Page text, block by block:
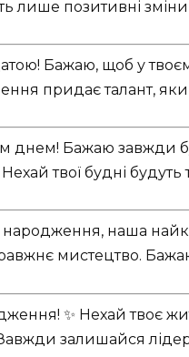
лише позитивні зміни
Бажаю, щоб у
придає талант,
днем! Бажаю завжди
твої будні
народження, наша
мистецтво.
✨ Нехай твоє
залишайся